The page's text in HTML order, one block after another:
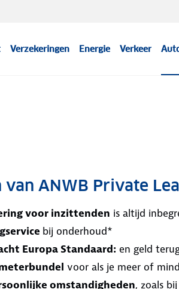
Verzekeringen Energie Verkeer
ANWB Private
voor inzittenden is altijd
bij onderhoud*
Europa Standaard: en geld
voor als je meer of
omstandigheden, zoals